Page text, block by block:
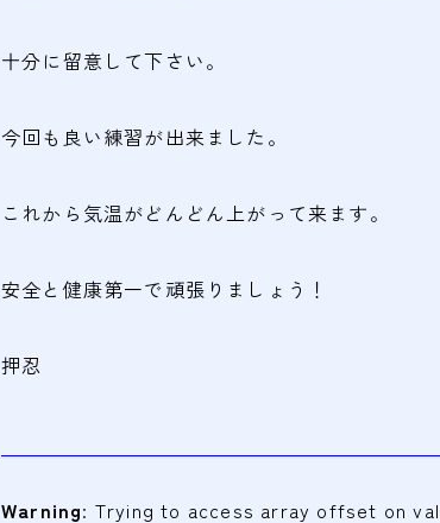
十分に留意して下さい。
今回も良い練習が出来ました。
これから気温がどんどん上がって来ます。
安全と健康第一で頑張りましょう！
押忍
Warning: Trying to access array offset on